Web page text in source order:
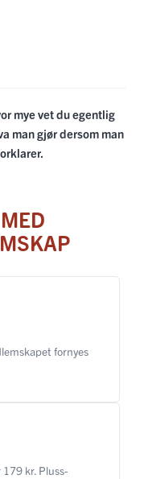
mye vet du egentlig
man gjør dersom man
fornyes
kr. Pluss-